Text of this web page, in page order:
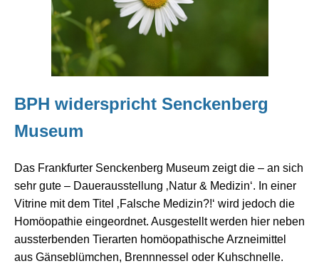
BPH widerspricht Senckenberg
Museum
Das Frankfurter Senckenberg Museum zeigt die – an sich
sehr gute – Dauerausstellung ‚Natur & Medizin‘. In einer
Vitrine mit dem Titel ‚Falsche Medizin?!‘ wird jedoch die
Homöopathie eingeordnet. Ausgestellt werden hier neben
aussterbenden Tierarten homöopathische Arzneimittel
aus Gänseblümchen, Brennnessel oder Kuhschnelle.